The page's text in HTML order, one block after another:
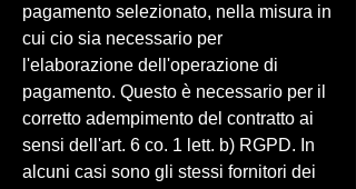
pagamento selezionato, nella misura in
cui cio sia necessario per
l'elaborazione dell'operazione di
pagamento. Questo è necessario per il
corretto adempimento del contratto ai
sensi dell'art. 6 co. 1 lett. b) RGPD. In
alcuni casi sono gli stessi fornitori dei